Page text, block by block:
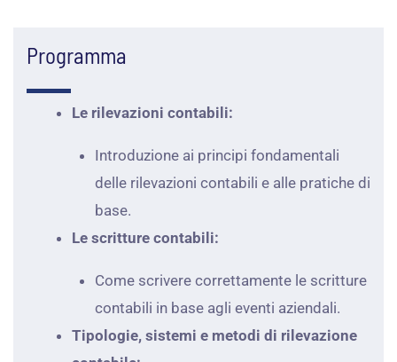
Programma
Le rilevazioni contabili:
Introduzione ai principi fondamentali
delle rilevazioni contabili e alle pratiche di
base.
Le scritture contabili:
Come scrivere correttamente le scritture
contabili in base agli eventi aziendali.
Tipologie, sistemi e metodi di rilevazione